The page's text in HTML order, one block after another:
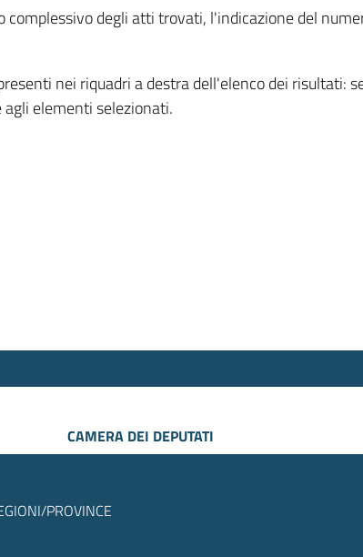
degli atti trovati, l'indicazione del
nei riquadri a destra dell'elenco dei risultati:
elementi selezionati.
CAMERA DEI DEPUTATI
PROVINCE